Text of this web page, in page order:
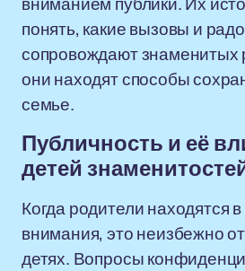
понять, какие вызовы и
сопровождают знаменитых
они находят способы
семье.
Публичность и её
детей
Когда родители находятся
внимания, это неизбежно
детях. Вопросы